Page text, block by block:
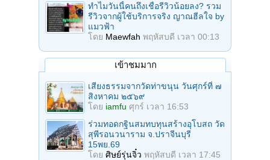
ทำไมวันนี้คนถึงเชื่อรีวิวน้อยลง? รวม
รีวิวจากผู้ใช้บริการจริง ญาณฮีลใจ by
แมวฟ้า
โดย Maewfah พฤหัสบดี เวลา 00:13
เข้าชมมาก
เสียงธรรมจากวัดท่าขนุน วันศุกร์ที่ ๗
สิงหาคม ๒๕๖๙
โดย iamfu ศุกร์ เวลา 16:53
ร่วมทอดกฐินสมทบทุนสร้างอุโบสถ วัด
สุพีรอนวนาราม จ.ปราจีนบุรี
15พย.69
โดย ศิษย์รุ่นจิ๋ว พฤหัสบดี เวลา 17:45